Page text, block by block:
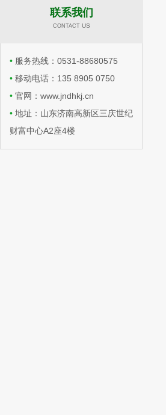
联系我们
CONTACT ​​ US
• 服务热线：0531-88680575
• 移动电话：135 8905 0750
• 官网：www.jndhkj.cn
• 地址：山东济南高新区三庆世纪
财富中心A2座4楼